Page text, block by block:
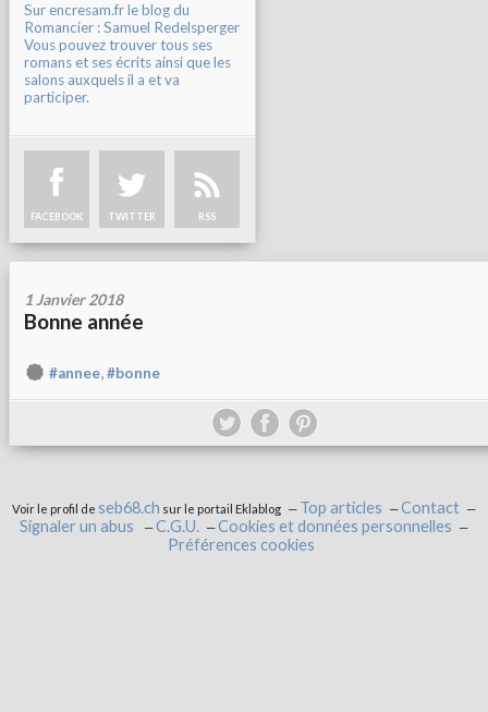
Sur encresam.fr le blog du
Romancier : Samuel Redelsperger
Vous pouvez trouver tous ses
romans et ses écrits ainsi que les
salons auxquels il a et va
participer.
FACEBOOK TWITTER RSS
1 Janvier 2018
Bonne année
#annee,#bonne
Voir le profil de seb68.ch sur le portail Eklablog Top articles
Contact
Signaler un abus
C.G.U.
Cookies et données personnelles
Préférences cookies